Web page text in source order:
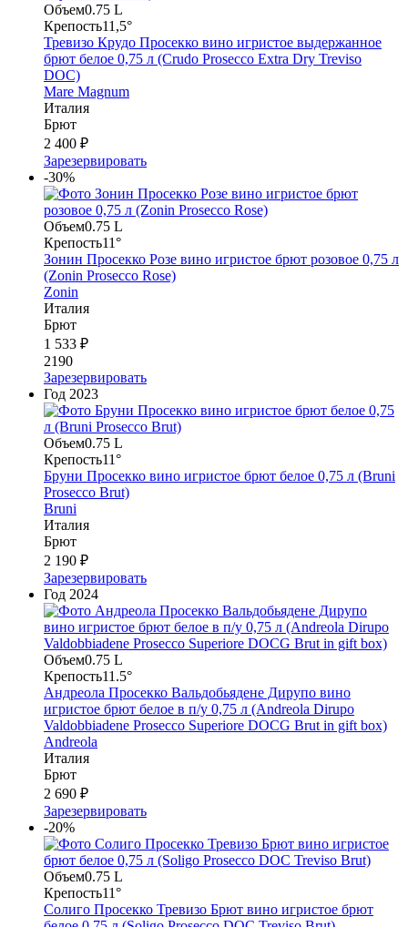
Объем0.75 L
Крепость11,5°
Тревизо Крудо Просекко вино игристое выдержанное
брют белое 0,75 л (Crudo Prosecco Extra Dry Treviso
DOC)
Mare Magnum
Италия
Брют
2 400 ₽
Зарезервировать
-30%
Объем0.75 L
Крепость11°
Зонин Просекко Розе вино игристое брют розовое 0,75 л
(Zonin Prosecco Rose)
Zonin
Италия
Брют
1 533 ₽
2190
Зарезервировать
Год 2023
Объем0.75 L
Крепость11°
Бруни Просекко вино игристое брют белое 0,75 л (Bruni
Prosecco Brut)
Bruni
Италия
Брют
2 190 ₽
Зарезервировать
Год 2024
Объем0.75 L
Крепость11.5°
Андреола Просекко Вальдобьядене Дирупо вино
игристое брют белое в п/у 0,75 л (Andreola Dirupo
Valdobbiadene Prosecco Superiore DOCG Brut in gift box)
Andreola
Италия
Брют
2 690 ₽
Зарезервировать
-20%
Объем0.75 L
Крепость11°
Солиго Просекко Тревизо Брют вино игристое брют